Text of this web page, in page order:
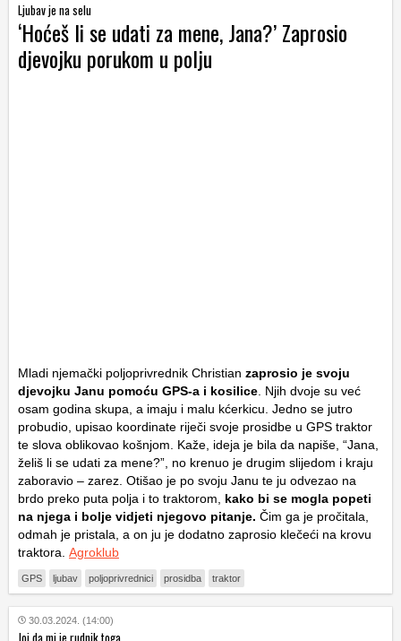
Ljubav je na selu
‘Hoćeš li se udati za mene, Jana?’ Zaprosio
djevojku porukom u polju
Mladi njemački poljoprivrednik Christian zaprosio je svoju
djevojku Janu pomoću GPS-a i kosilice . Njih dvoje su već
osam godina skupa, a imaju i malu kćerkicu. Jedno se jutro
probudio, upisao koordinate riječi svoje prosidbe u GPS traktor
te slova oblikovao košnjom. Kaže, ideja je bila da napiše, “Jana,
želiš li se udati za mene?”, no krenuo je drugim slijedom i kraju
zaboravio – zarez. Otišao je po svoju Janu te ju odvezao na
brdo preko puta polja i to traktorom, kako bi se mogla popeti
na njega i bolje vidjeti njegovo pitanje. Čim ga je pročitala,
odmah je pristala, a on ju je dodatno zaprosio klečeći na krovu
traktora. Agroklub
GPS ljubav poljoprivrednici prosidba traktor
30.03.2024. (14:00)